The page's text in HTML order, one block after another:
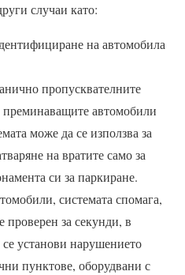
случаи като:
на автомобила
пропусквателните
автомобили
може да се използва за
на вратите само за
си за паркиране.
системата спомага,
проверен за секунди, в
установи нарушението
пунктове, оборудвани с